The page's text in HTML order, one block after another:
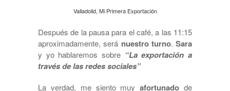
Valladolid, Mi Primera Exportación
Después de la pausa para el café, a las 11:15
aproximadamente, será nuestro turno. Sara
y yo hablaremos sobre “La exportación a
través de las redes sociales”
La verdad, me siento muyafortunado de